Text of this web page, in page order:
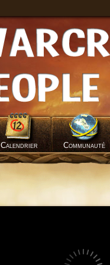
Calendrier Communauté